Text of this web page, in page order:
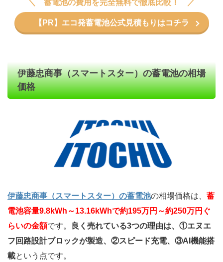
蓄電池の費用を完全無料で徹底比較！
【PR】エコ発蓄電池公式見積もりはコチラ
伊藤忠商事（スマートスター）の蓄電池の相場
価格
伊藤忠商事（スマートスター）の蓄電池の相場価格は、 蓄
電池容量9.8kWh～13.16kWhで約195万円～約250万円ぐ
らいの金額です。
良く売れている3つの理由は、①エヌエ
フ回路設計ブロックが製造、②スピード充電、③AI機能搭
載という点です。